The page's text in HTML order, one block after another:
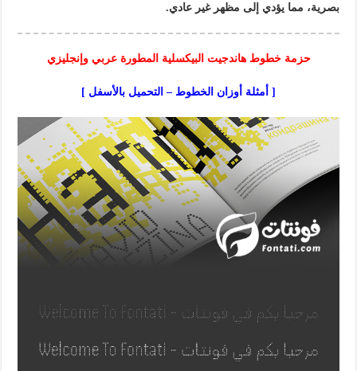
بصرية، مما يؤدي إلى مظهر غير عادي.
حزمة خطوط هاندجيت البيكسلية المطورة عربي وإنجليزي
[ أمثلة أوزان الخطوط – التحميل بالأسفل ]